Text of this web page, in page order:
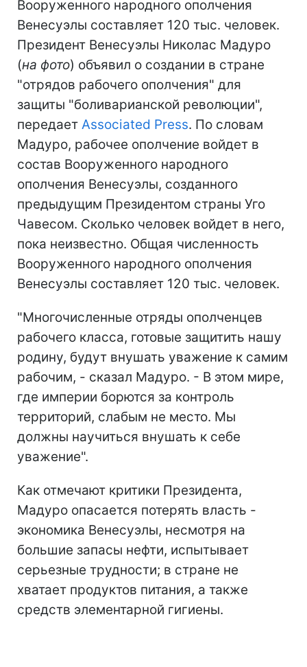
Вооруженного народного ополчения
Венесуэлы составляет 120 тыс. человек.
Президент Венесуэлы Николас Мадуро
(на фото) объявил о создании в стране
"отрядов рабочего ополчения" для
защиты "боливарианской революции",
передает Associated Press. По словам
Мадуро, рабочее ополчение войдет в
состав Вооруженного народного
ополчения Венесуэлы, созданного
предыдущим Президентом страны Уго
Чавесом. Сколько человек войдет в него,
пока неизвестно. Общая численность
Вооруженного народного ополчения
Венесуэлы составляет 120 тыс. человек.
"Многочисленные отряды ополченцев
рабочего класса, готовые защитить нашу
родину, будут внушать уважение к самим
рабочим, - сказал Мадуро. - В этом мире,
где империи борются за контроль
территорий, слабым не место. Мы
должны научиться внушать к себе
уважение".
Как отмечают критики Президента,
Мадуро опасается потерять власть -
экономика Венесуэлы, несмотря на
большие запасы нефти, испытывает
серьезные трудности; в стране не
хватает продуктов питания, а также
средств элементарной гигиены.